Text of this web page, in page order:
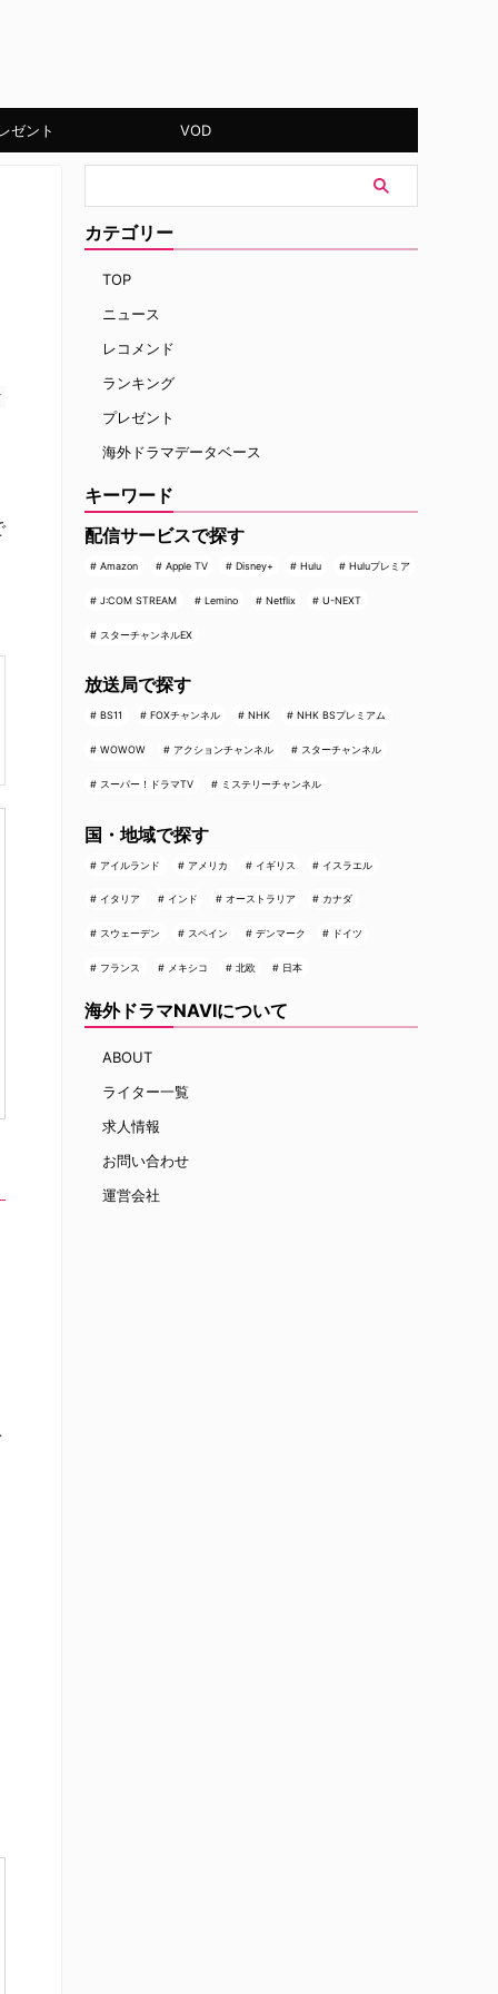
ゼント VOD
カテゴリー
TOP
ニュース
レコメンド
ランキング
プレゼント
海外ドラマデータベース
キーワード
配信サービスで探す
Amazon Apple TV Disney+ Hulu Huluプレミア
J:COM STREAM Lemino Netflix U-NEXT
スターチャンネルEX
放送局で探す
BS11 FOXチャンネル NHK NHK BSプレミアム
WOWOW アクションチャンネル スターチャンネル
スーパー！ドラマTV ミステリーチャンネル
国・地域で探す
アイルランド アメリカ イギリス イスラエル
イタリア インド オーストラリア カナダ
スウェーデン スペイン デンマーク ドイツ
フランス メキシコ 北欧 日本
海外ドラマNAVIについて
ABOUT
ライター一覧
求人情報
お問い合わせ
運営会社